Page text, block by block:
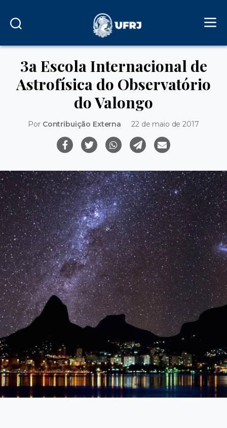
3a Escola Internacional de
Astrofísica do Observatório
do Valongo
Por Contribuição Externa 22 de maio de 2017